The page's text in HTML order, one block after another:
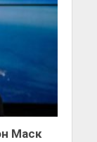
Маск